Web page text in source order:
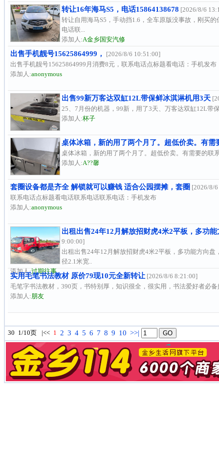
转让16年海马S5，电话15864138678 [2026/8/6
转让自用海马S5，手动挡1.6，全车原版没事故，刚买
电话联...
添加人:A金乡国安汽修
出售手机靓号15625864999，
[2026/8/6 10:51:00]
出售手机靓号15625864999月消费8元，联系电话点标题看电话：手机发布
添加人:anonymous
出售99新万客达双缸12L带保鲜冰淇淋机用3天
25、7月份的机器，99新，用了3天、万客达双缸12L带
添加人:杯子
桌体冰箱，新的用了两个月了。超低价卖。有需
桌体冰箱，新的用了两个月了。超低价卖。有需要的联
添加人:A??馨
套圈设备都是齐全 解锁就可以赚钱 适合公园摆摊，套圈 [2026/8/
联系电话点标题看电话联系电话联系电话：手机发布
添加人:anonymous
出租出售24年12月解放招财虎4米2平板，多功
9:00:00]
出租出售24年12月解放招财虎4米2平板，多功能方向
径2.1米宽..
添加人:过期往事
实用毛笔书法教材 原价79现10元全新转让 [2026/8/6 8:21:00]
毛笔字书法教材，390页，书特别厚，知识很全，很实用，书法爱好者必
添加人:朋友
30 1/10页 |<< 1 2 3 4 5 6 7 8 9 10 >>|